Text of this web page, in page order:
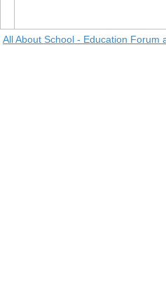
All About School - Education Forum